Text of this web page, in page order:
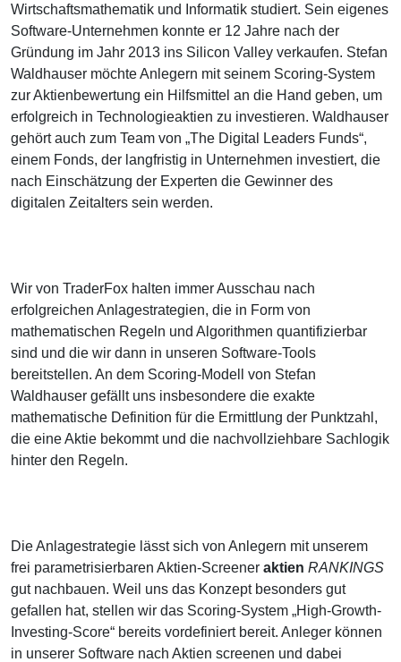
Wirtschaftsmathematik und Informatik studiert. Sein eigenes
Software-Unternehmen konnte er 12 Jahre nach der
Gründung im Jahr 2013 ins Silicon Valley verkaufen. Stefan
Waldhauser möchte Anlegern mit seinem Scoring-System
zur Aktienbewertung ein Hilfsmittel an die Hand geben, um
erfolgreich in Technologieaktien zu investieren. Waldhauser
gehört auch zum Team von „The Digital Leaders Funds“,
einem Fonds, der langfristig in Unternehmen investiert, die
nach Einschätzung der Experten die Gewinner des
digitalen Zeitalters sein werden.
Wir von TraderFox halten immer Ausschau nach
erfolgreichen Anlagestrategien, die in Form von
mathematischen Regeln und Algorithmen quantifizierbar
sind und die wir dann in unseren Software-Tools
bereitstellen. An dem Scoring-Modell von Stefan
Waldhauser gefällt uns insbesondere die exakte
mathematische Definition für die Ermittlung der Punktzahl,
die eine Aktie bekommt und die nachvollziehbare Sachlogik
hinter den Regeln.
Die Anlagestrategie lässt sich von Anlegern mit unserem
frei parametrisierbaren Aktien-Screener aktien RANKINGS
gut nachbauen. Weil uns das Konzept besonders gut
gefallen hat, stellen wir das Scoring-System „High-Growth-
Investing-Score“ bereits vordefiniert bereit. Anleger können
in unserer Software nach Aktien screenen und dabei